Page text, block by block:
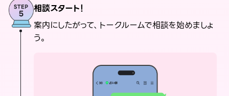
相談スタート！
案内にしたがって、トークルームで相談を始めましょ
う。